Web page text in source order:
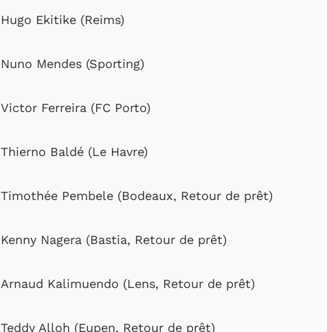
Hugo Ekitike (Reims)
Nuno Mendes (Sporting)
Victor Ferreira (FC Porto)
Thierno Baldé (Le Havre)
Timothée Pembele (Bodeaux, Retour de prêt)
Kenny Nagera (Bastia, Retour de prêt)
Arnaud Kalimuendo (Lens, Retour de prêt)
Teddy Alloh (Eupen, Retour de prêt)